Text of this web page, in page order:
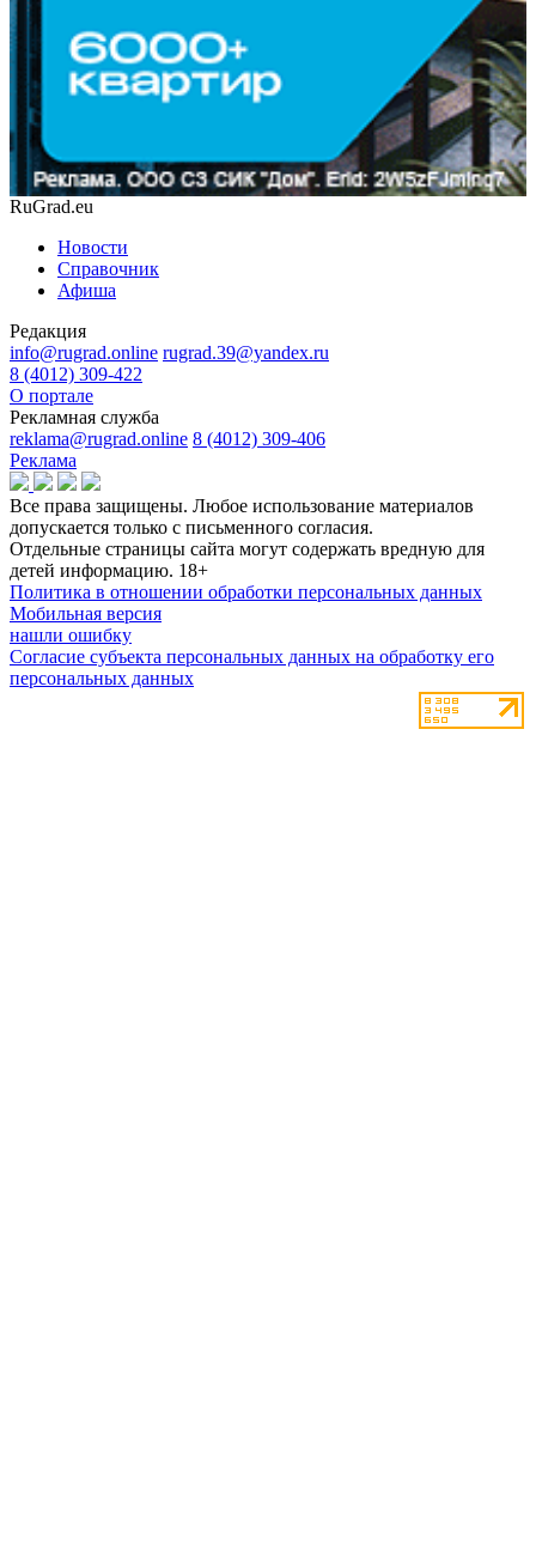
RuGrad.eu
Новости
Справочник
Афиша
Редакция
info@rugrad.online rugrad.39@yandex.ru
8 (4012) 309-422
О портале
Рекламная служба
reklama@rugrad.online 8 (4012) 309-406
Реклама
Все права защищены. Любое использование материалов
допускается только с письменного согласия.
Отдельные страницы сайта могут содержать вредную для
детей информацию. 18+
Политика в отношении обработки персональных данных
Мобильная версия
нашли ошибку
Согласие субъекта персональных данных на обработку его
персональных данных